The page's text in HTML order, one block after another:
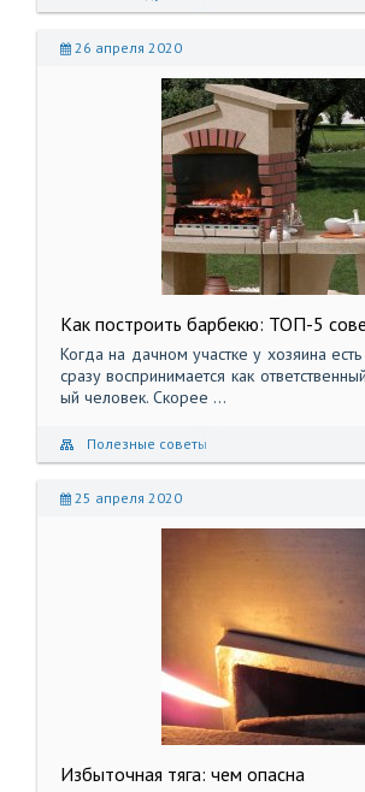
26 апреля 2020
Как построить барбекю: ТОП-5
Когда на дачном участке у хозяина
сразу воспринимается как
ый человек. Скорее ...
Полезные советы
25 апреля 2020
Избыточная тяга: чем опасна